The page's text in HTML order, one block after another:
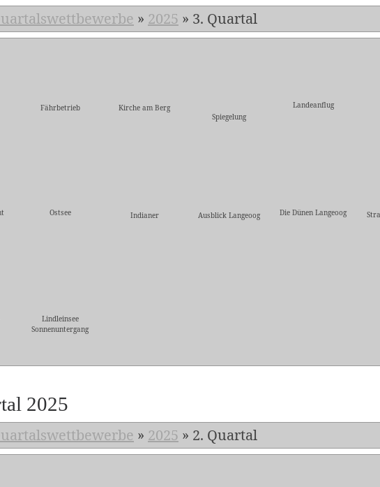
» 2025 » 3. Quartal
Fährbetrieb
Kirche am Berg
Spiegelung
Landeanflug
Ostsee Indianer Ausblick Langeoog Die Dünen Langeoog
Lindleinsee
Sonnenuntergang
2025
» 2025 » 2. Quartal